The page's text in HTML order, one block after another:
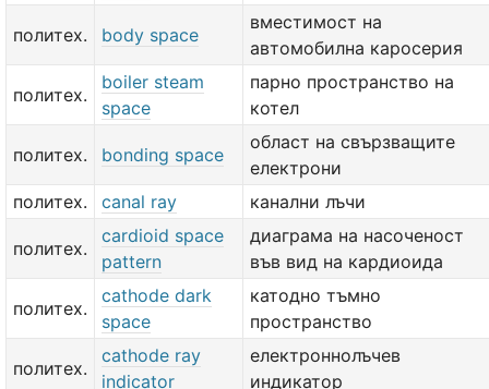
политех. body space
вместимост на
автомобилна каросерия
политех.
boiler steam
space
парно пространство на
котел
политех. bonding space
област на свързващите
електрони
политех.
canal ray канални лъчи
политех.
cardioid space
pattern
диаграма на насоченост
във вид на кардиоида
политех.
cathode dark
space
катодно тъмно
пространство
политех.
cathode ray
indicator
електроннолъчев
индикатор